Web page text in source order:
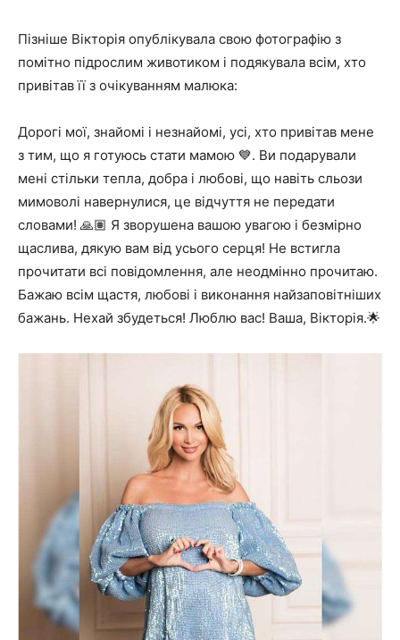
Пізніше Вікторія опублікувала свою фотографію з
помітно підрослим животиком і подякувала всім, хто
привітав її з очікуванням малюка:
Дорогі мої, знайомі і незнайомі, усі, хто привітав мене
з тим, що я готуюсь стати мамою 💙. Ви подарували
мені стільки тепла, добра і любові, що навіть сльози
мимоволі навернулися, це відчуття не передати
словами! 🙏🏽 Я зворушена вашою увагою і безмірно
щаслива, дякую вам від усього серця! Не встигла
прочитати всі повідомлення, але неодмінно прочитаю.
Бажаю всім щастя, любові і виконання найзаповітніших
бажань. Нехай збудеться! Люблю вас! Ваша, Вікторія.🌟